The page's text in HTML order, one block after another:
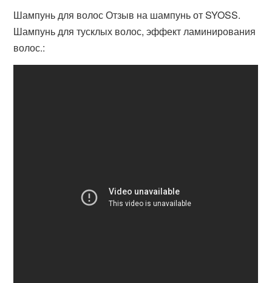
Шампунь для волос Отзыв на шампунь от SYOSS.
Шампунь для тусклых волос, эффект ламинирования
волос.: